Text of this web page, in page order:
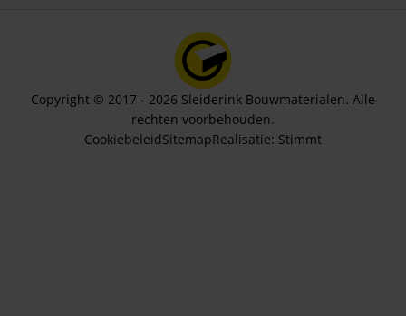
Copyright © 2017 - 2026 Sleiderink Bouwmaterialen. Alle
rechten voorbehouden.
CookiebeleidSitemapRealisatie: Stimmt